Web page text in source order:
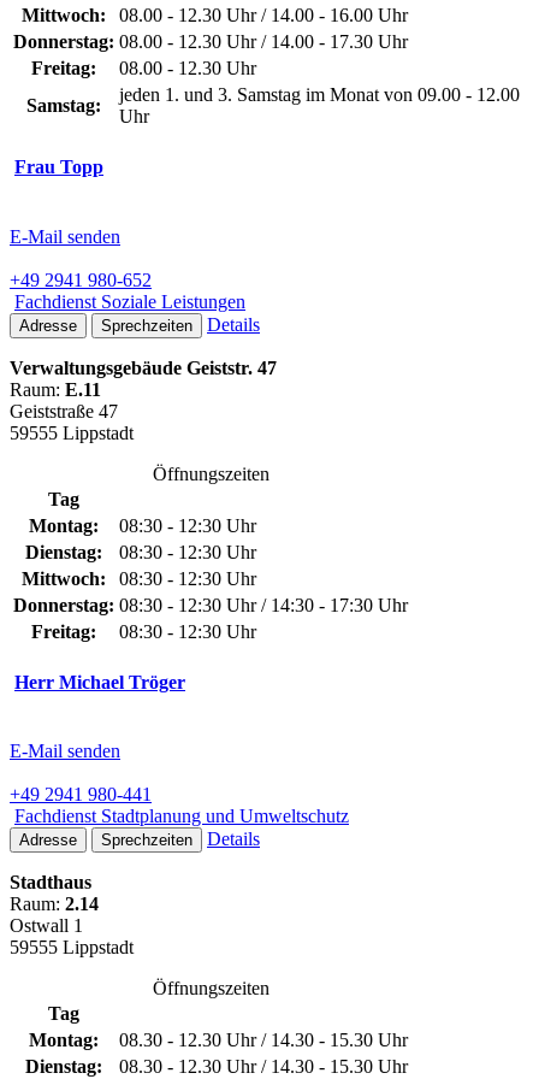
Mittwoch:
08.00 - 12.30 Uhr / 14.00 - 16.00 Uhr
Donnerstag: 08.00 - 12.30 Uhr / 14.00 - 17.30 Uhr
Freitag:
08.00 - 12.30 Uhr
Samstag:
jeden 1. und 3. Samstag im Monat von 09.00 - 12.00
Uhr
Frau Topp
E-Mail senden
+49 2941 980-652
Fachdienst Soziale Leistungen
Adresse Sprechzeiten Details
Verwaltungsgebäude Geiststr. 47
Raum: E.11
Geiststraße 47
59555 Lippstadt
Öffnungszeiten
Tag
Montag:
08:30 - 12:30 Uhr
Dienstag:
08:30 - 12:30 Uhr
Mittwoch:
08:30 - 12:30 Uhr
Donnerstag: 08:30 - 12:30 Uhr / 14:30 - 17:30 Uhr
Freitag:
08:30 - 12:30 Uhr
Herr Michael Tröger
E-Mail senden
+49 2941 980-441
Fachdienst Stadtplanung und Umweltschutz
Adresse Sprechzeiten Details
Stadthaus
Raum: 2.14
Ostwall 1
59555 Lippstadt
Öffnungszeiten
Tag
Montag:
08.30 - 12.30 Uhr / 14.30 - 15.30 Uhr
Dienstag:
08.30 - 12.30 Uhr / 14.30 - 15.30 Uhr